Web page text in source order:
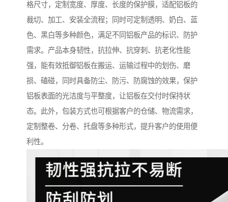
格尺寸，定制宽度、厚度、长度的保护膜，适配铝板的
裁切、加工、安装全流程；同时可定制透明、奶白、蓝
色、黑白等多种颜色，满足不同铝板产品的标识、防护
需求。产品本身韧性，抗拉伸、抗穿刺、抗老化性能
强，能有效抵御铝板在搬运、运输过程中的划伤、磨
损、磕碰，同时具备防尘、防污、防腐蚀的效果，保护
铝板表面的光洁度与平整度，让铝板在交付时保持状
态。此外，包装方式也可根据客户的仓储、物流需求，
定制整卷、分卷、托盘等多种形式，提升客户的使用便
利性。